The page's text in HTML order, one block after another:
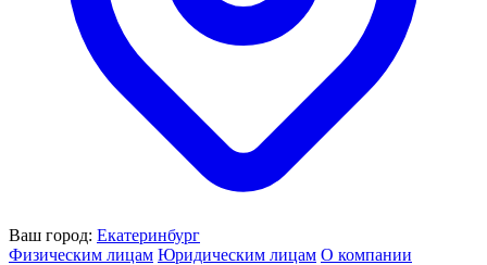
Ваш город: Екатеринбург
Физическим лицам Юридическим лицам О компании